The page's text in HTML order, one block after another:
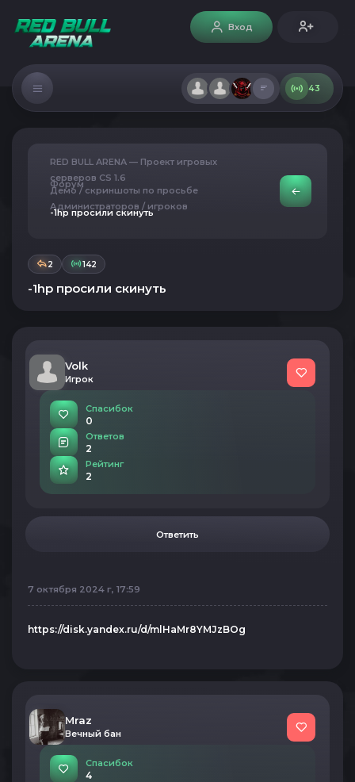
Вход
43
RED BULL ARENA — Проект игровых
серверов CS 1.6
Форум
Демо / скриншоты по просьбе
Администраторов / игроков
-1hp просили скинуть
2 142
-1hp просили скинуть
Volk
Игрок
Спасибок
0
Ответов
2
Рейтинг
2
Ответить
7 октября 2024 г, 17:59
https://disk.yandex.ru/d/mlHaMr8YMJzBOg
Mraz
Вечный бан
Спасибок
4